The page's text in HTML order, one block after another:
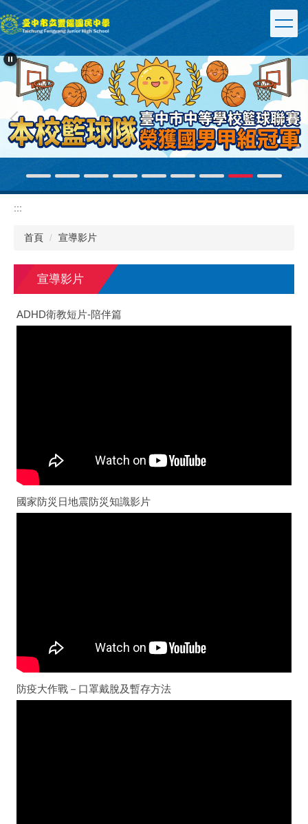
跳
到
主
要
內
容
:::
首頁 宣導影片
宣導影片
ADHD衛教短片-陪伴篇
國家防災日地震防災知識影片
防疫大作戰－口罩戴脫及暫存方法